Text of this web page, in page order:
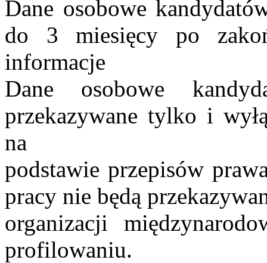
Dane osobowe
do 3 miesięcy po
informacje
Dane osobowe
przekazywane tylko i
na
podstawie przepisów
pracy nie będą
organizacji
profilowaniu.